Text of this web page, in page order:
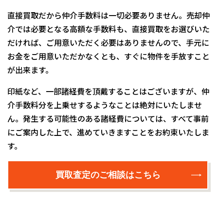
直接買取だから仲介手数料は一切必要ありません。売却仲
介では必要となる高額な手数料も、直接買取をお選びいた
だければ、ご用意いただく必要はありませんので、手元に
お金をご用意いただかなくとも、すぐに物件を手放すこと
が出来ます。
印紙など、一部諸経費を頂戴することはございますが、仲
介手数料分を上乗せするようなことは絶対にいたしませ
ん。発生する可能性のある諸経費については、すべて事前
にご案内した上で、進めていきますことをお約束いたしま
す。
買取査定のご相談はこちら